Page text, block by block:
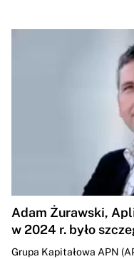
Adam Żurawski,
w 2024 r. było
Grupa Kapitałowa APN